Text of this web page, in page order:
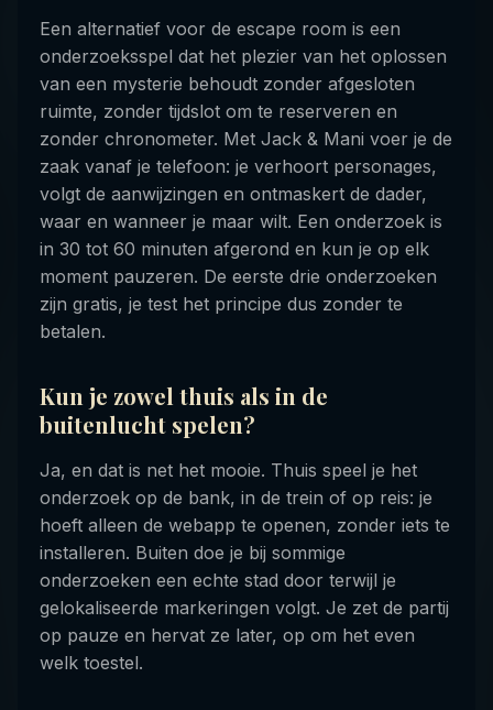
Een alternatief voor de escape room is een
onderzoeksspel dat het plezier van het oplossen
van een mysterie behoudt zonder afgesloten
ruimte, zonder tijdslot om te reserveren en
zonder chronometer. Met Jack & Mani voer je de
zaak vanaf je telefoon: je verhoort personages,
volgt de aanwijzingen en ontmaskert de dader,
waar en wanneer je maar wilt. Een onderzoek is
in 30 tot 60 minuten afgerond en kun je op elk
moment pauzeren. De eerste drie onderzoeken
zijn gratis, je test het principe dus zonder te
betalen.
Kun je zowel thuis als in de
buitenlucht spelen?
Ja, en dat is net het mooie. Thuis speel je het
onderzoek op de bank, in de trein of op reis: je
hoeft alleen de webapp te openen, zonder iets te
installeren. Buiten doe je bij sommige
onderzoeken een echte stad door terwijl je
gelokaliseerde markeringen volgt. Je zet de partij
op pauze en hervat ze later, op om het even
welk toestel.